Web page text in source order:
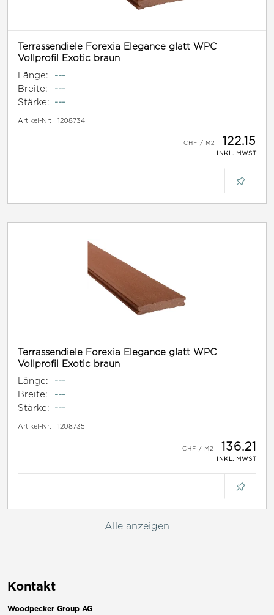
Terrassendiele Forexia Elegance glatt WPC
Vollprofil Exotic braun
Länge:
---
Breite:
---
Stärke:
---
Artikel-Nr: 1208734
122.15
INKL. MWST
Terrassendiele Forexia Elegance glatt WPC
Vollprofil Exotic braun
Länge:
---
Breite:
---
Stärke:
---
Artikel-Nr: 1208735
136.21
INKL. MWST
Alle anzeigen
Kontakt
Woodpecker Group AG